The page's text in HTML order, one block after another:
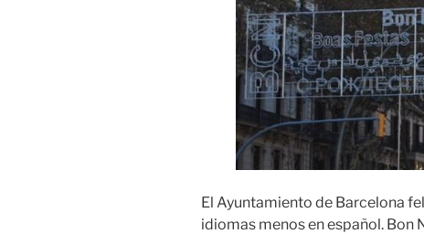
El Ayuntamiento de Barcelona
idiomas menos en español. Bon